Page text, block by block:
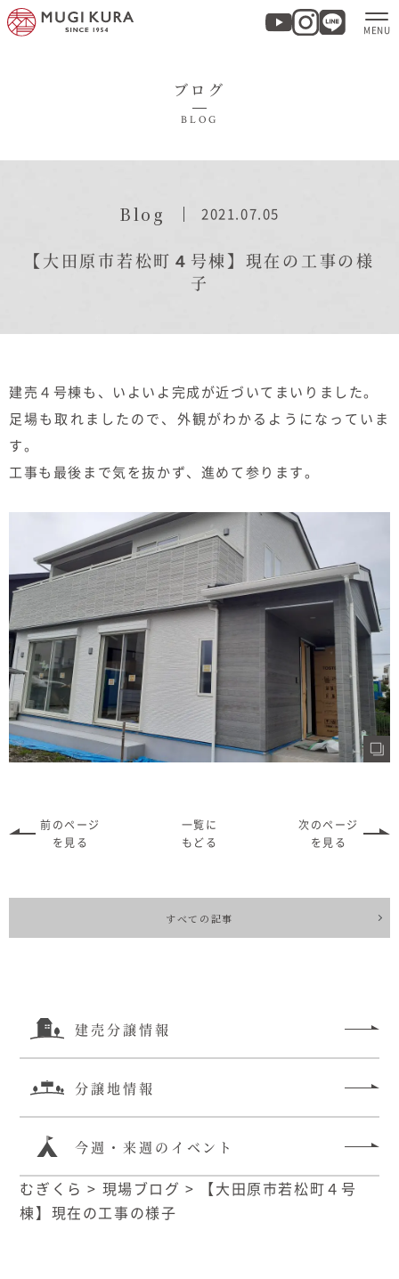
商品紹介
むぎくらについて
イベント
オーナー様Q&A
資料請求
お問い合わせ
お電話での
お問い合わ
0120-37-
ブログ
BLOG
Blog 2021.07.05
【大田原市若松町４号棟】現在の工事の様
子
建売４号棟も、いよいよ完成が近づいてまいりました。
足場も取れましたので、外観がわかるようになっていま
す。
工事も最後まで気を抜かず、進めて参ります。
前のページ
を見る
一覧に
もどる
次のページ
を見る
すべての記事
建売分譲情報
分譲地情報
今週・来週のイベント
むぎくら > 現場ブログ >
【大田原市若松町４号
棟】現在の工事の様子